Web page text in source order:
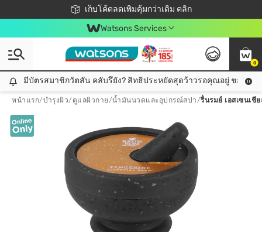
เก็บโค้ดลดเพิ่มคุ้มกว่าเดิม คลิก
ชอปออนไลน์ครั้งแรก ลดเพิ่มจุก ๆ 10%! 🎉
📦ส่งฟรี! เมื่อชอป 499฿
สมาชิกวัตสัน คลับดียังไง?
Watsons Services
0
มีบัตรสมาชิกวัตสัน คลับรึยัง? สิทธิประหยัดสุดว้าวรอคุณอยู่ ชอปคุ้มกว่าเดิม คลิก!
มีบัตรสมาชิกวัตสัน คลับรึยัง? สิทธิประหยัดสุดว้าวรอคุณอยู่ ชอปคุ้มก
หน้าแรก/บำรุงผิว/ ดูแลผิวกาย/น้ำมันนวดและอุปกรณ์สปา/รื่นรมย์ เอสเซนเชี